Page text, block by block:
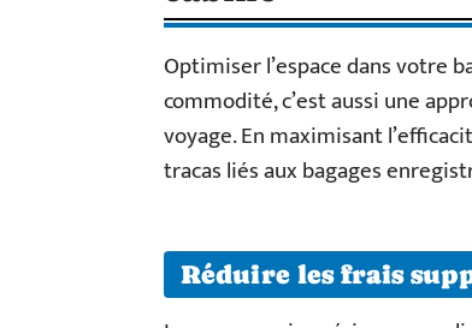
Optimiser l’espace dans votre
commodité, c’est aussi une
voyage. En maximisant
tracas liés aux bagages
Réduire les frais